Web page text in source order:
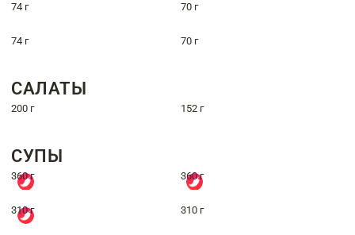
74 г 70 г
74 г 70 г
САЛАТЫ
200 г 152 г
СУПЫ
360 г 360 г
310 г 310 г